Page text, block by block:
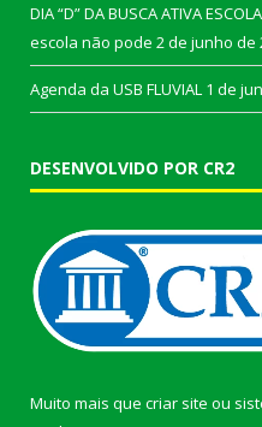
DIA “D” DA BUSCA ATIVA
escola não pode 2 de junho de
Agenda da USB FLUVIAL 1 de
DESENVOLVIDO POR CR2
Muito mais que criar site ou